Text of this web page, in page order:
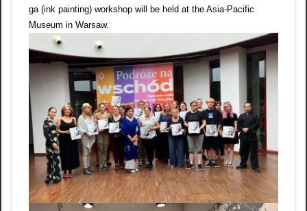
ga (ink painting) workshop will be held at the Asia-Pacific
Museum in Warsaw.